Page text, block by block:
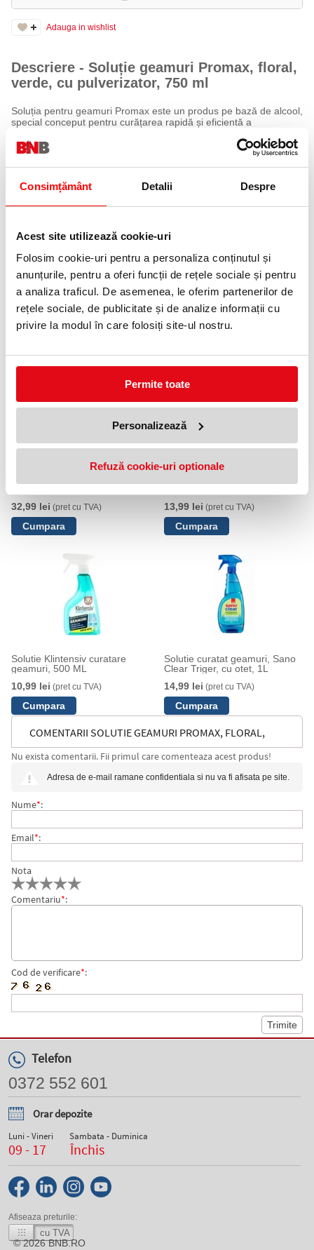
Consimțământ Detalii Despre
Acest site utilizează cookie-uri
Folosim cookie-uri pentru a personaliza conținutul și
anunțurile, pentru a oferi funcții de rețele sociale și pentru
a analiza traficul. De asemenea, le oferim partenerilor de
rețele sociale, de publicitate și de analize informații cu
privire la modul în care folosiți site-ul nostru.
Permite toate
Personalizează
Refuză cookie-uri optionale
Adauga in wishlist
Descriere - Soluție geamuri Promax, floral,
verde, cu pulverizator, 750 ml
Soluția pentru geamuri Promax este un produs pe bază de alcool,
special conceput pentru curățarea rapidă și eficientă a
Îndepărtează murdăria, urmele de praf și petele, lăsând
suprafețele perfect curate și strălucitoare, fără urme sau dâre.
Formula cu parfum floral oferă un miros plăcut și prospețime în
Specificații
Tip produs: soluție pentru geamuri
Bază: alcool
Parfum: floral
Formă de aplicare: pulverizator
Capacitate: 750 ml
32,99 lei (pret cu TVA)
13,99 lei (pret cu TVA)
Solutie Klintensiv curatare
geamuri, 500 ML
10,99 lei (pret cu TVA)
Solutie curatat geamuri, Sano
Clear Triger, cu otet, 1L
14,99 lei (pret cu TVA)
COMENTARII SOLUTIE GEAMURI PROMAX, FLORAL,
VERDE, CU PULVERIZATOR, 750 ML
Nu exista comentarii. Fii primul care comenteaza acest produs!
Adresa de e-mail ramane confidentiala si nu va fi afisata pe site.
Nume*:
Email*:
Nota
Comentariu*:
Cod de verificare*:
Telefon
0372 552 601
Orar depozite
Luni - Vineri
09 - 17
Sambata - Duminica
Închis
Afiseaza preturile:
cu TVA
© 2026BNB.RO